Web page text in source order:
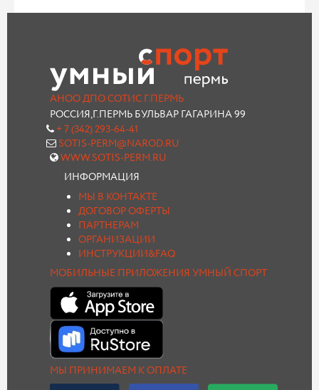
АНОО ДПО СОТИС Г.ПЕРМЬ
РОССИЯ,Г.ПЕРМЬ БУЛЬВАР ГАГАРИНА 99
+ 7 (342) 293-64-41
SOTIS-PERM@NAROD.RU
WWW.SOTIS-PERM.RU
ИНФОРМАЦИЯ
МЫ В КОНТАКТЕ
ДОГОВОР ОФЕРТЫ
ПАРТНЕРАМ
ОРГАНИЗАЦИИ
ИНСТРУКЦИИ&FAQ
МОБИЛЬНЫЕ ПРИЛОЖЕНИЯ УМНЫЙ СПОРТ
МЫ ПРИНИМАЕМ К ОПЛАТЕ